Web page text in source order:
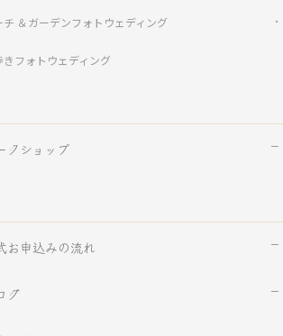
チ ＆ガーデンフォトウェディング
きフォトウェディング
クショップ
お申込みの流れ
グ